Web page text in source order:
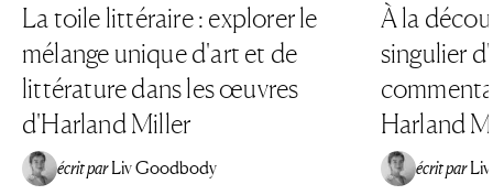
La toile littéraire : explorer le
mélange unique d'art et de
littérature dans les œuvres
d'Harland Miller
écrit par Liv Goodbody
À la
singulier
Harland
écrit par